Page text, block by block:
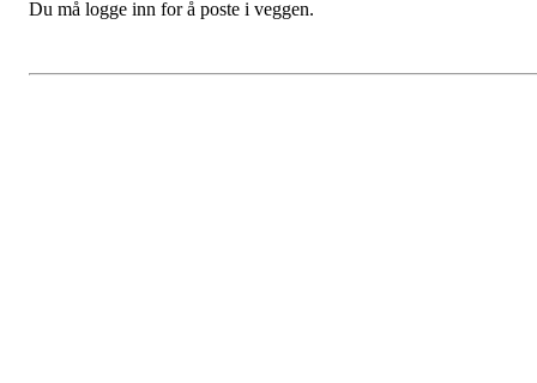
Du må logge inn for å poste i veggen.